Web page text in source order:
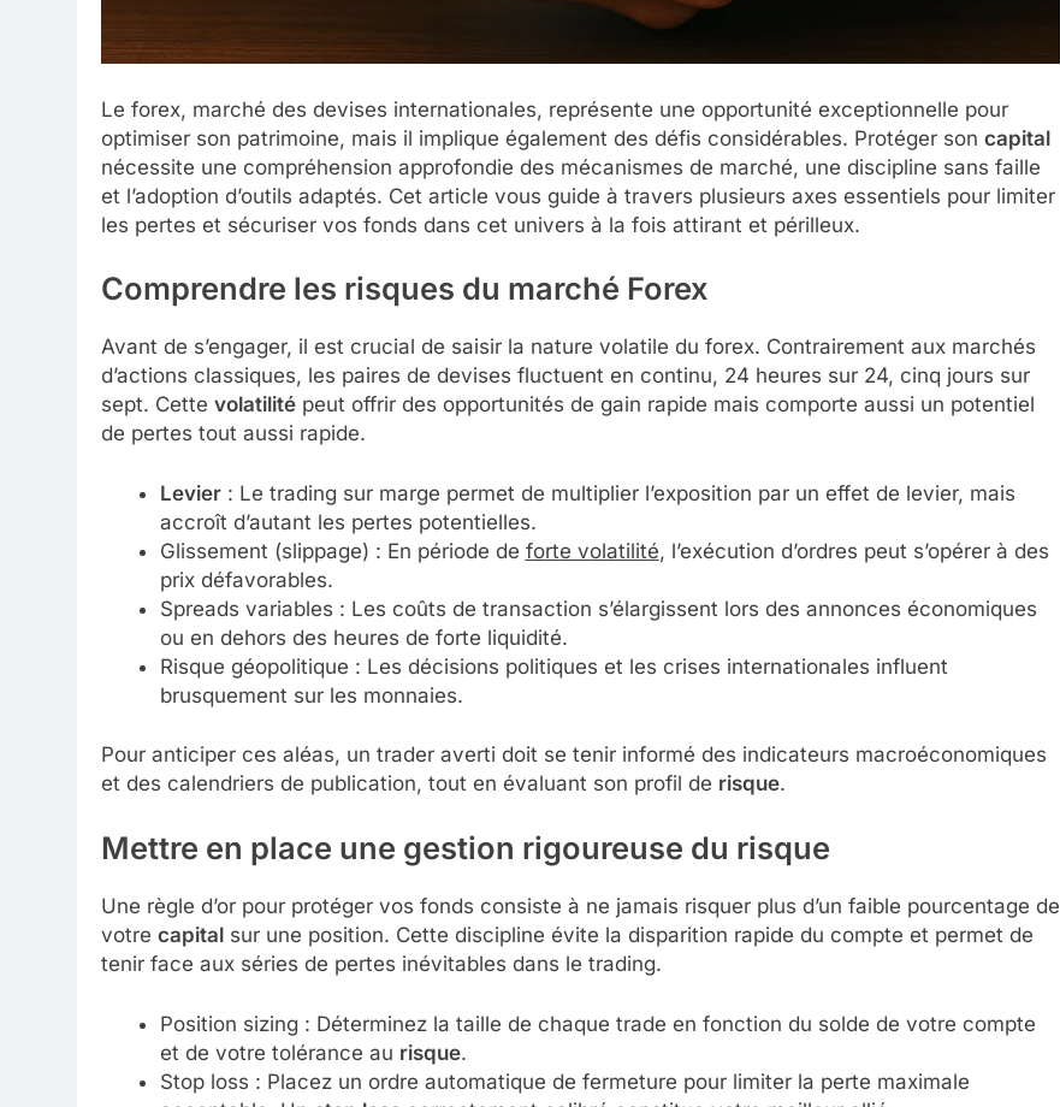
Le forex, marché des devises internationales, représente une opportunité exceptionnelle pour
optimiser son patrimoine, mais il implique également des défis considérables. Protéger son capital
nécessite une compréhension approfondie des mécanismes de marché, une discipline sans faille
et l’adoption d’outils adaptés. Cet article vous guide à travers plusieurs axes essentiels pour limiter
les pertes et sécuriser vos fonds dans cet univers à la fois attirant et périlleux.
Comprendre les risques du marché Forex
Avant de s’engager, il est crucial de saisir la nature volatile du forex. Contrairement aux marchés
d’actions classiques, les paires de devises fluctuent en continu, 24 heures sur 24, cinq jours sur
sept. Cette volatilité peut offrir des opportunités de gain rapide mais comporte aussi un potentiel
de pertes tout aussi rapide.
Levier: Le trading sur marge permet de multiplier l’exposition par un effet de levier, mais
accroît d’autant les pertes potentielles.
Glissement (slippage) : En période de forte volatilité, l’exécution d’ordres peut s’opérer à des
prix défavorables.
Spreads variables : Les coûts de transaction s’élargissent lors des annonces économiques
ou en dehors des heures de forte liquidité.
Risque géopolitique : Les décisions politiques et les crises internationales influent
brusquement sur les monnaies.
Pour anticiper ces aléas, un trader averti doit se tenir informé des indicateurs macroéconomiques
et des calendriers de publication, tout en évaluant son profil de risque.
Mettre en place une gestion rigoureuse du risque
Une règle d’or pour protéger vos fonds consiste à ne jamais risquer plus d’un faible pourcentage de
votre capital sur une position. Cette discipline évite la disparition rapide du compte et permet de
tenir face aux séries de pertes inévitables dans le trading.
Position sizing : Déterminez la taille de chaque trade en fonction du solde de votre compte
et de votre tolérance au risque.
Stop loss : Placez un ordre automatique de fermeture pour limiter la perte maximale